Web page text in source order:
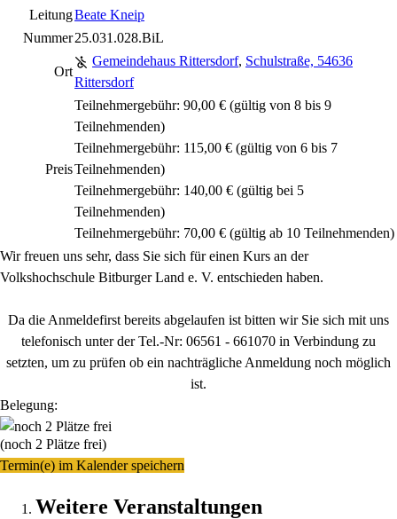
LeitungBeate Kneip
Nummer25.031.028.BiL
Ort
Gemeindehaus Rittersdorf, Schulstraße, 54636
Rittersdorf
Preis
Teilnehmergebühr: 90,00 € (gültig von 8 bis 9
Teilnehmenden)
Teilnehmergebühr: 115,00 € (gültig von 6 bis 7
Teilnehmenden)
Teilnehmergebühr: 140,00 € (gültig bei 5
Teilnehmenden)
Teilnehmergebühr: 70,00 € (gültig ab 10 Teilnehmenden)
Wir freuen uns sehr, dass Sie sich für einen Kurs an der
Volkshochschule Bitburger Land e. V. entschieden haben.
Da die Anmeldefirst bereits abgelaufen ist bitten wir Sie sich mit uns
telefonisch unter der Tel.-Nr: 06561 - 661070 in Verbindung zu
setzten, um zu prüfen ob ein nachträgliche Anmeldung noch möglich
ist.
Belegung:
(noch 2 Plätze frei)
Termin(e) im Kalender speichern
Weitere Veranstaltungen